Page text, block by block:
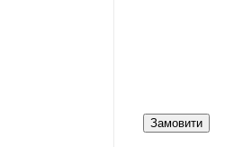
Замовити